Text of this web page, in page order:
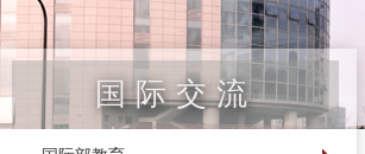
国际交流